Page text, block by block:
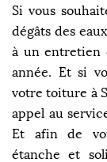
Si vous
dégâts des
à un entretien
année. Et si
votre toiture à
appel au
Et afin de
étanche et